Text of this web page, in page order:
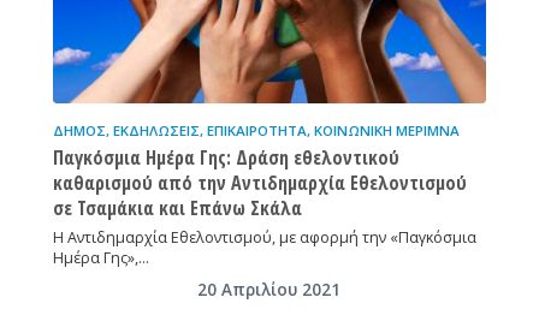
ΔΉΜΟΣ, ΕΚΔΗΛΏΣΕΙΣ, ΕΠΙΚΑΙΡΌΤΗΤΑ, ΚΟΙΝΩΝΙΚΉ ΜΈΡΙΜΝΑ
Παγκόσμια Ημέρα Γης: Δράση εθελοντικού
καθαρισμού από την Αντιδημαρχία Εθελοντισμού
σε Τσαμάκια και Επάνω Σκάλα
Η Αντιδημαρχία Εθελοντισμού, με αφορμή την «Παγκόσμια
Ημέρα Γης»,…
20 Απριλίου 2021